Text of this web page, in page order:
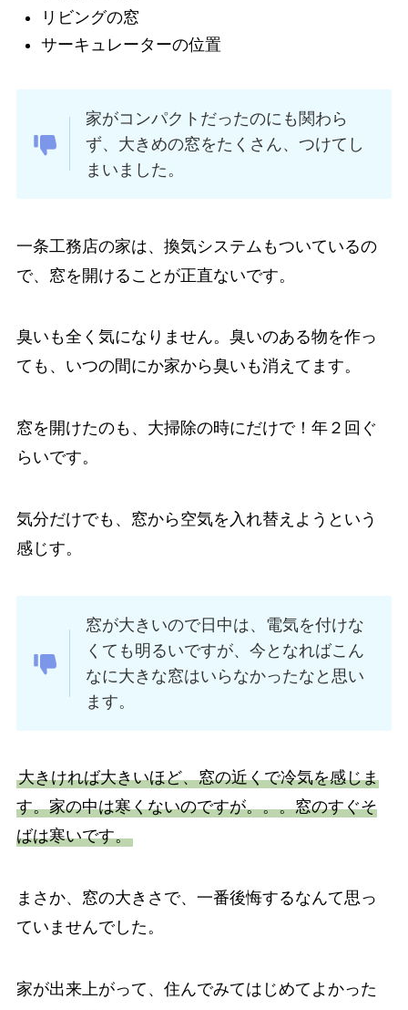
リビングの窓
サーキュレーターの位置
家がコンパクトだったのにも関わら
ず、大きめの窓をたくさん、つけてし
まいました。
一条工務店の家は、換気システムもついているの
で、窓を開けることが正直ないです。
臭いも全く気になりません。臭いのある物を作っ
ても、いつの間にか家から臭いも消えてます。
窓を開けたのも、大掃除の時にだけで！年２回ぐ
らいです。
気分だけでも、窓から空気を入れ替えようという
感じす。
窓が大きいので日中は、電気を付けな
くても明るいですが、今となればこん
なに大きな窓はいらなかったなと思い
ます。
大きければ大きいほど、窓の近くで冷気を感じま
す。家の中は寒くないのですが。。。窓のすぐそ
ばは寒いです。
まさか、窓の大きさで、一番後悔するなんて思っ
ていませんでした。
家が出来上がって、住んでみてはじめてよかった